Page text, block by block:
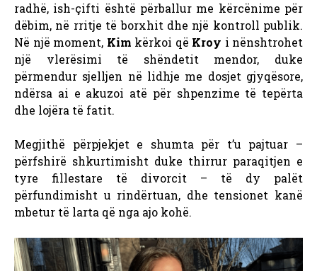
radhë, ish-çifti është përballur me kërcënime për
dëbim, në rritje të borxhit dhe një kontroll publik.
Në një moment, Kim kërkoi që Kroy i nënshtrohet
një vlerësimi të shëndetit mendor, duke
përmendur sjelljen në lidhje me dosjet gjyqësore,
ndërsa ai e akuzoi atë për shpenzime të tepërta
dhe lojëra të fatit.
Megjithë përpjekjet e shumta për t’u pajtuar –
përfshirë shkurtimisht duke thirrur paraqitjen e
tyre fillestare të divorcit – të dy palët
përfundimisht u rindërtuan, dhe tensionet kanë
mbetur të larta që nga ajo kohë.